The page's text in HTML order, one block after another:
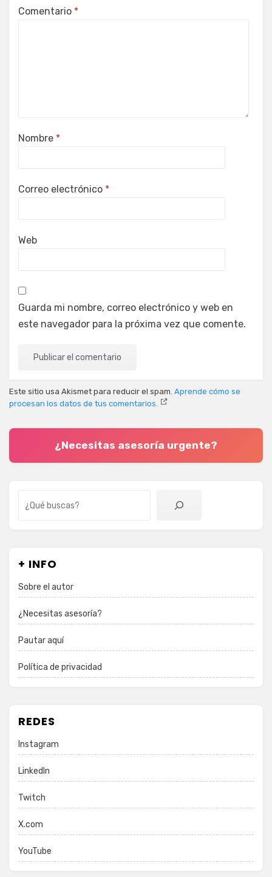
Comentario *
Nombre *
Correo electrónico *
Web
Guarda mi nombre, correo electrónico y web en
este navegador para la próxima vez que comente.
Este sitio usa Akismet para reducir el spam. Aprende cómo se
procesan los datos de tus comentarios.
¿Necesitas asesoría urgente?
+ INFO
Sobre el autor
¿Necesitas asesoría?
Pautar aquí
Política de privacidad
REDES
Instagram
LinkedIn
Twitch
X.com
YouTube